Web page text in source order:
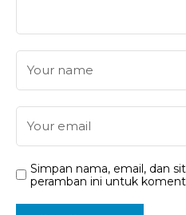
Simpan nama, email, dan
peramban ini untuk